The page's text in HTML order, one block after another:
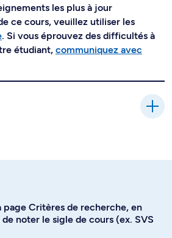
les plus à jour
ce cours, veuillez utiliser les
. Si vous éprouvez des difficultés à
étudiant, communiquez avec
page Critères de recherche, en
noter le sigle de cours (ex. SVS